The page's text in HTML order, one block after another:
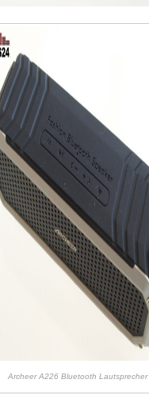
Archeer A226 Bluetooth Lautsprecher